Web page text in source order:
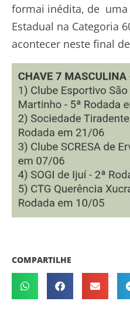
formai inédita, de
Estadual na Categoria
acontecer neste final
COMPARTILHE